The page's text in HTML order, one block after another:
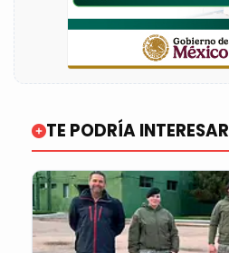
TE PODRÍA INTERESAR